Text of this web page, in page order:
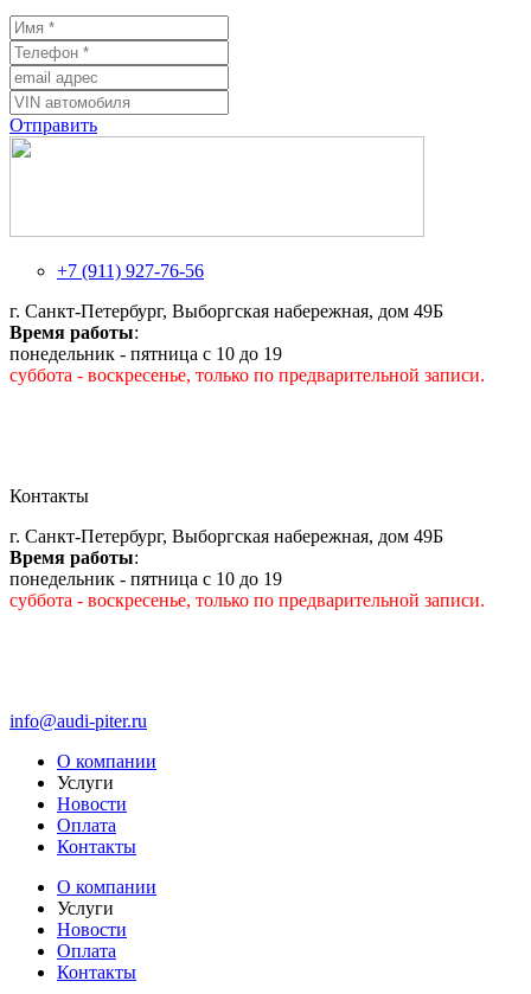
Отправить
+7 (911) 927-76-56
г. Санкт-Петербург, Выборгская набережная, дом 49Б
Время работы:
понедельник - пятница с 10 до 19
суббота - воскресенье, только по предварительной записи.
Контакты
г. Санкт-Петербург, Выборгская набережная, дом 49Б
Время работы:
понедельник - пятница с 10 до 19
суббота - воскресенье, только по предварительной записи.
info@audi-piter.ru
О компании
Услуги
Новости
Оплата
Контакты
О компании
Услуги
Новости
Оплата
Контакты